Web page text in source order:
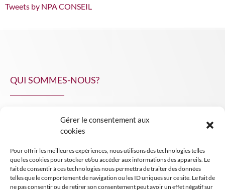
Gérer le consentement aux
cookies
Pour offrir les meilleures expériences, nous utilisons des technologies telles
que les cookies pour stocker et/ou accéder aux informations des appareils. Le
fait de consentir à ces technologies nous permettra de traiter des données
telles que le comportement de navigation ou les ID uniques sur ce site. Le fait de
ne pas consentir ou de retirer son consentement peut avoir un effet négatif sur
Tweets by NPA CONSEIL
QUI SOMMES-NOUS?
INSIGHT NPA